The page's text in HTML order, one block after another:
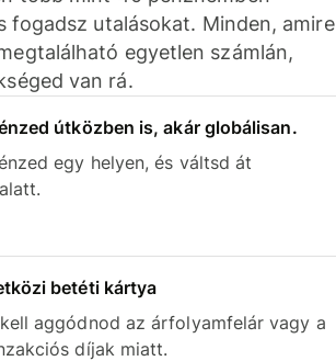
fogadsz utalásokat. Minden, amire
egyetlen számlán,
van rá.
útközben is, akár globálisan.
egy helyen, és váltsd át
betéti kártya
aggódnod az árfolyamfelár vagy a
díjak miatt.